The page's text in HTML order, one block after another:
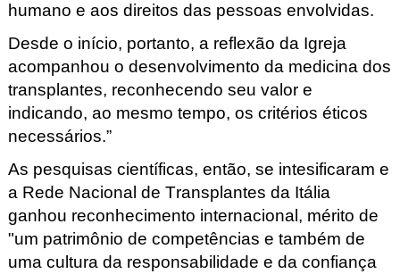
humano e aos direitos das pessoas envolvidas.
Desde o início, portanto, a reflexão da Igreja
acompanhou o desenvolvimento da medicina dos
transplantes, reconhecendo seu valor e
indicando, ao mesmo tempo, os critérios éticos
necessários.”
As pesquisas científicas, então, se intesificaram e
a Rede Nacional de Transplantes da Itália
ganhou reconhecimento internacional, mérito de
"um patrimônio de competências e também de
uma cultura da responsabilidade e da confiança